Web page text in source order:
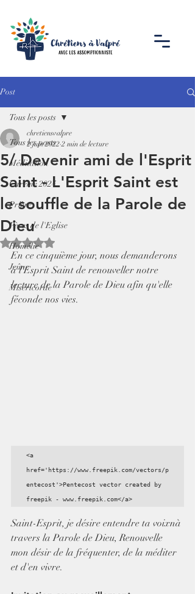
Post
Tous les posts
Méditation
Carême 2024
Prière
Pères de l'Eglise
Homélie
Jeûne
Miséricorde
Tous les posts
5/ Devenir ami de l'Esprit
Saint - L'Esprit Saint est
le souffle de la Parole de
Dieu
chretiensvalpre
2 juin 2022 2 min de lecture
Noté NaN étoiles sur 5.
En ce cinquième jour, nous demanderons
à l'Esprit Saint de renouveller notre
lecture de la Parole de Dieu afin qu'elle
féconde nos vies.
<a
href='https://www.freepik.com/vectors/p
entecost'>Pentecost vector created by
freepik - www.freepik.com</a>
Saint-Esprit, je désire entendre ta voixnà
travers la Parole de Dieu, Renouvelle
mon désir de la fréquenter, de la méditer
et d'en vivre.